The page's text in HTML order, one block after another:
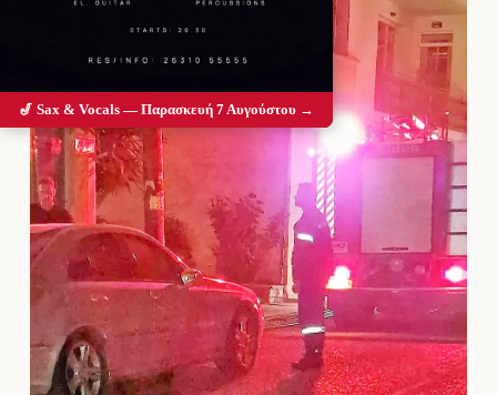
🎷 Sax & Vocals — Παρασκευή 7 Αυγούστου →